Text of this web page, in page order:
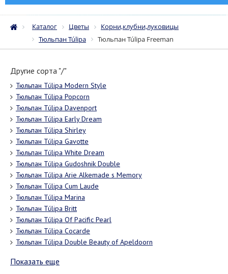
Каталог Цветы
Корни,клубни,луковицы
Тюльпан Túlipa
Тюльпан Túlipa Freeman
Другие сорта "/"
Тюльпан Túlipa Modern Style
Тюльпан Túlipa Popcorn
Тюльпан Túlipa Davenport
Тюльпан Túlipa Early Dream
Тюльпан Túlipa Shirley
Тюльпан Túlipa Gavotte
Тюльпан Túlipa White Dream
Тюльпан Túlipa Gudoshnik Double
Тюльпан Túlipa Arie Alkemade s Memory
Тюльпан Túlipa Cum Laude
Тюльпан Túlipa Marina
Тюльпан Túlipa Britt
Тюльпан Túlipa Of Pacific Pearl
Тюльпан Túlipa Cocarde
Тюльпан Túlipa Double Beauty of Apeldoorn
Показать еще